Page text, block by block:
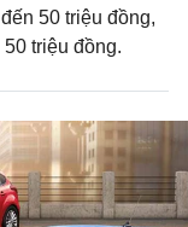
50 triệu đồng,
triệu đồng.